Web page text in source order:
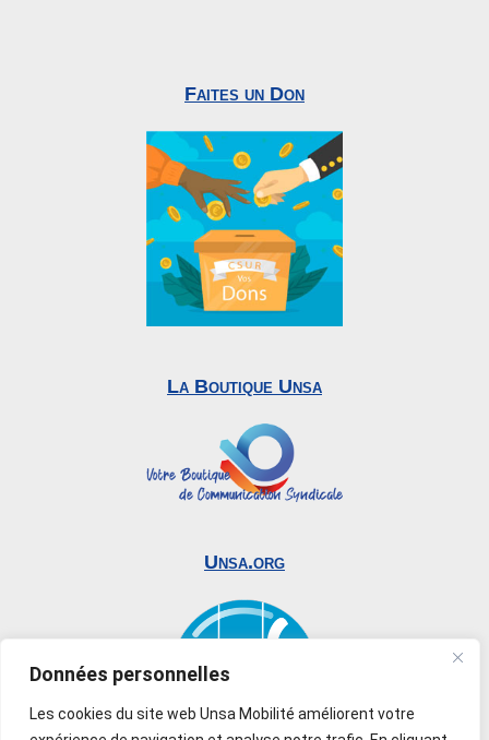
Données personnelles
Les cookies du site web Unsa Mobilité améliorent votre
Faites un Don
La Boutique Unsa
Unsa.org